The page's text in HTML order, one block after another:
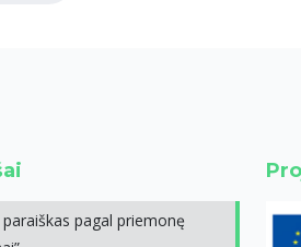
pagal priemonę